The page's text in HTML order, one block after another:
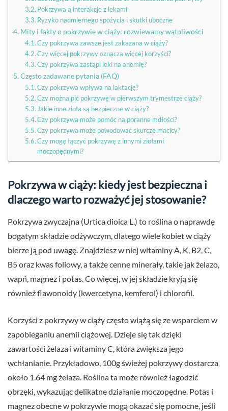
Pokrzywa a interakcje z lekami
Ryzyko nadmiernego spożycia i skutki uboczne
Mity i fakty o pokrzywie w ciąży: rozwiewamy wątpliwości
Czy pokrzywa zawsze jest zakazana w ciąży?
Czy więcej pokrzywy oznacza więcej korzyści?
Czy pokrzywa zastąpi leki na anemię?
Często zadawane pytania (FAQ)
Czy pokrzywa wpływa na laktację?
Czy można pić pokrzywę w pierwszym trymestrze ciąży?
Jakie inne zioła są bezpieczne w ciąży?
Czy pokrzywa może pomóc na poranne mdłości?
Czy pokrzywa może powodować skurcze macicy?
Czy mogę łączyć pokrzywę z innymi ziołami
moczopędnymi?
Pokrzywa w ciąży: kiedy jest bezpieczna i
dlaczego warto rozważyć jej stosowanie?
Pokrzywa zwyczajna (Urtica dioica L.) to roślina o naprawdę
bogatym składzie odżywczym, dlatego wiele kobiet w ciąży
bierze ją pod uwagę. Znajdziesz w niej witaminy A, K, B2, C,
B5 oraz kwas foliowy, a także cenne minerały, takie jak żelazo,
wapń, magnez i potas. Co więcej, w jej składzie kryją się
również flawonoidy (kwercetyna, kemferol) i chlorofil.
Korzyści z pokrzywy w ciąży często wiążą się ze wsparciem w
zapobieganiu anemii ciążowej. Dzieje się tak dzięki
zawartości żelaza i witaminy C, która zwiększa jego
wchłanianie. Przykładowo, 100g świeżej pokrzywy dostarcza
około 1.64 mg żelaza. Roślina ta może również łagodzić
obrzęki, wykazując delikatne działanie moczopędne. Potas i
magnez obecne w pokrzywie mogą okazać się pomocne, jeśli